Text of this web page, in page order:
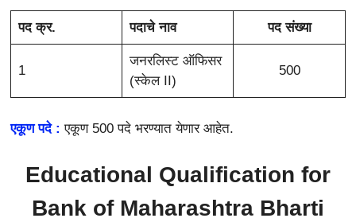
पद क्र. पदाचे नाव पद संख्या
1
जनरलिस्ट ऑफिसर
(स्केल II)
500
एकूण पदे :एकूण 500 पदे भरण्यात येणार आहेत.
Educational Qualification for
Bank of Maharashtra Bharti